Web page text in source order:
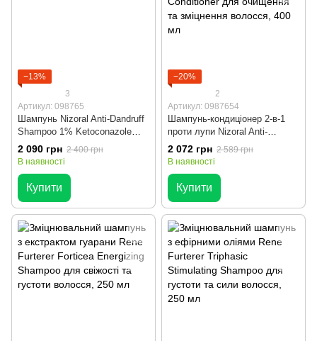
−13%
3
Артикул: 098765
Шампунь Nizoral Anti-Dandruff
Shampoo 1% Ketoconazole
400ml
2 090 грн 2 400 грн
В наявності
Купити
−20%
2
Артикул: 0987654
Шампунь-кондиціонер 2-в-1
проти лупи Nizoral Anti-
Dandruff Shampoo &
Conditioner для очищення та
2 072 грн 2 589 грн
В наявності
Купити